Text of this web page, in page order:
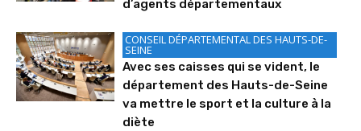
d’agents départementaux
CONSEIL DÉPARTEMENTAL DES HAUTS-DE-
SEINE
Avec ses caisses qui se vident, le
département des Hauts-de-Seine
va mettre le sport et la culture à la
diète